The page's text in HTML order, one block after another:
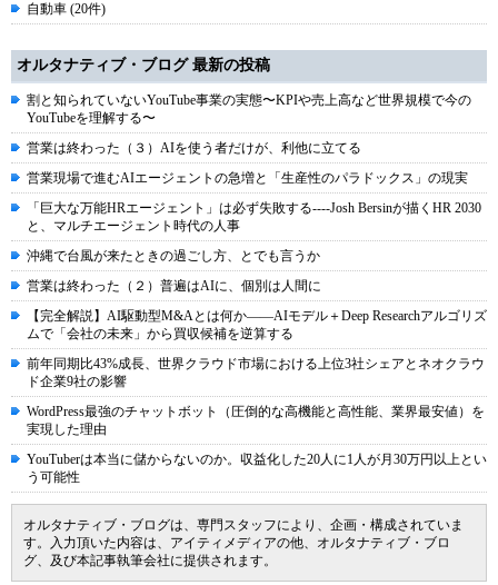
自動車 (20件)
オルタナティブ・ブログ 最新の投稿
割と知られていないYouTube事業の実態〜KPIや売上高など世界規模で今の
YouTubeを理解する〜
営業は終わった（３）AIを使う者だけが、利他に立てる
営業現場で進むAIエージェントの急増と「生産性のパラドックス」の現実
「巨大な万能HRエージェント」は必ず失敗する----Josh Bersinが描くHR 2030
と、マルチエージェント時代の人事
沖縄で台風が来たときの過ごし方、とでも言うか
営業は終わった（２）普遍はAIに、個別は人間に
【完全解説】AI駆動型M&Aとは何か――AIモデル＋Deep Researchアルゴリズ
ムで「会社の未来」から買収候補を逆算する
前年同期比43%成長、世界クラウド市場における上位3社シェアとネオクラウ
ド企業9社の影響
WordPress最強のチャットボット（圧倒的な高機能と高性能、業界最安値）を
実現した理由
YouTuberは本当に儲からないのか。収益化した20人に1人が月30万円以上とい
う可能性
オルタナティブ・ブログは、専門スタッフにより、企画・構成されていま
す。入力頂いた内容は、アイティメディアの他、オルタナティブ・ブロ
グ、及び本記事執筆会社に提供されます。